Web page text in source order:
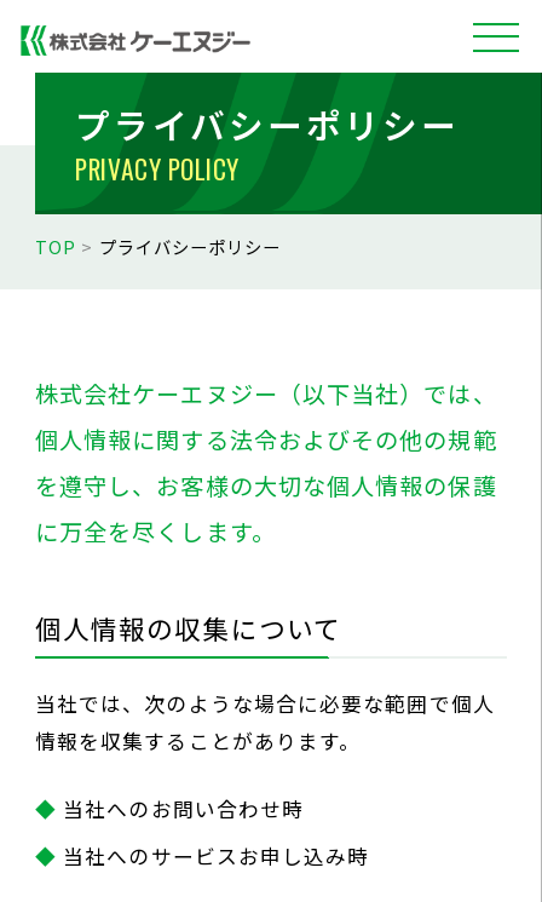
プライバシーポリシー
PRIVACY POLICY
TOP > プライバシーポリシー
株式会社ケーエヌジー（以下当社）では、
個人情報に関する法令およびその他の規範
を遵守し、お客様の大切な個人情報の保護
に万全を尽くします。
個人情報の収集について
当社では、次のような場合に必要な範囲で個人
情報を収集することがあります。
当社へのお問い合わせ時
当社へのサービスお申し込み時